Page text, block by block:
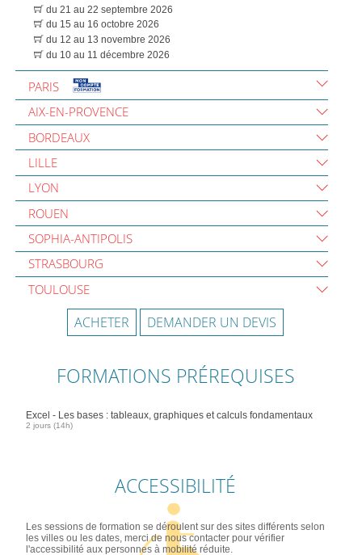
du 21 au 22 septembre 2026
du 15 au 16 octobre 2026
du 12 au 13 novembre 2026
du 10 au 11 décembre 2026
PARIS
AIX-EN-PROVENCE
BORDEAUX
LILLE
LYON
ROUEN
SOPHIA-ANTIPOLIS
STRASBOURG
TOULOUSE
ACHETER DEMANDER UN DEVIS
FORMATIONS PRÉREQUISES
Excel - Les bases : tableaux, graphiques et calculs fondamentaux
2 jours (14h)
ACCESSIBILITÉ
Les sessions de formation se déroulent sur des sites différents selon
les villes ou les dates, merci de nous contacter pour vérifier
l'accessibilité aux personnes à mobilité réduite.